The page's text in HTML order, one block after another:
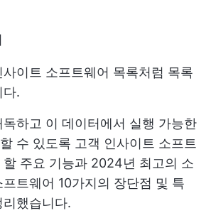
이트 소프트웨어 목록처럼 목록
다.
하고 이 데이터에서 실행 가능한
수 있도록 고객 인사이트 소프트
주요 기능과 2024년 최고의 소
트웨어 10가지의 장단점 및 특
했습니다.